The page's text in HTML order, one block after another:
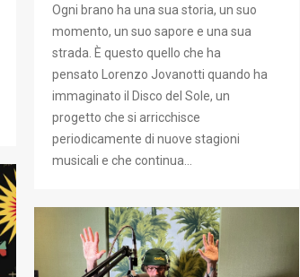
Ogni brano ha una sua storia, un suo
momento, un suo sapore e una sua
strada. È questo quello che ha
pensato Lorenzo Jovanotti quando ha
immaginato il Disco del Sole, un
progetto che si arricchisce
periodicamente di nuove stagioni
musicali e che continua…